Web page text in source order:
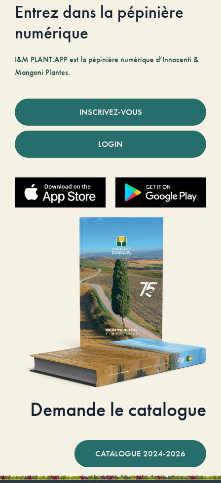
Entrez dans la pépinière
numérique
I&M PLANT.APP est la pépinière numérique d’Innocenti &
Mangoni Plantes.
INSCRIVEZ-VOUS
LOGIN
Demande le catalogue
CATALOGUE 2024-2026